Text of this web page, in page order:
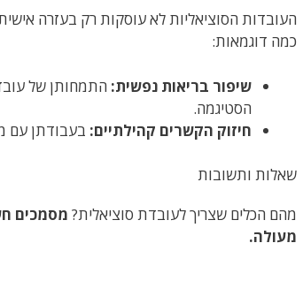
העובדות הסוציאליות לא עוסקות רק בעזרה
כמה דוגמאות:
שיפור בריאות נפשית: התמחותן של
הסטיגמה.
חיזוק הקשרים קהילתיים: בעבודתן עם
שאלות ותשובות
מהם הכלים שצריך לעובדת סוציאלית? מסמכים
מעולה.